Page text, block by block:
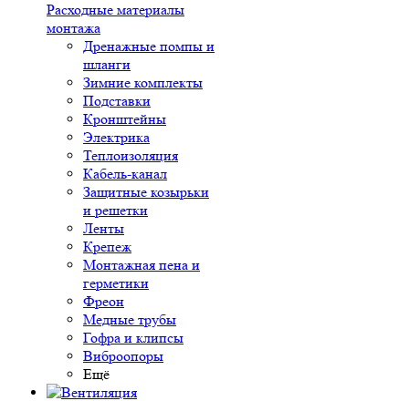
Расходные материалы
монтажа
Дренажные помпы и
шланги
Зимние комплекты
Подставки
Кронштейны
Электрика
Теплоизоляция
Кабель-канал
Защитные козырьки
и решетки
Ленты
Крепеж
Монтажная пена и
герметики
Фреон
Медные трубы
Гофра и клипсы
Виброопоры
Ещё